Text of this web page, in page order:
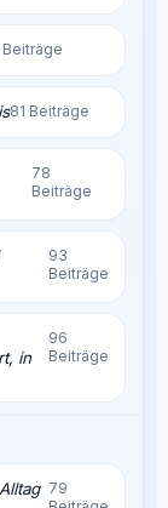
81 Beiträge
78
Beiträge
93
Beiträge
in
96
Beiträge
79